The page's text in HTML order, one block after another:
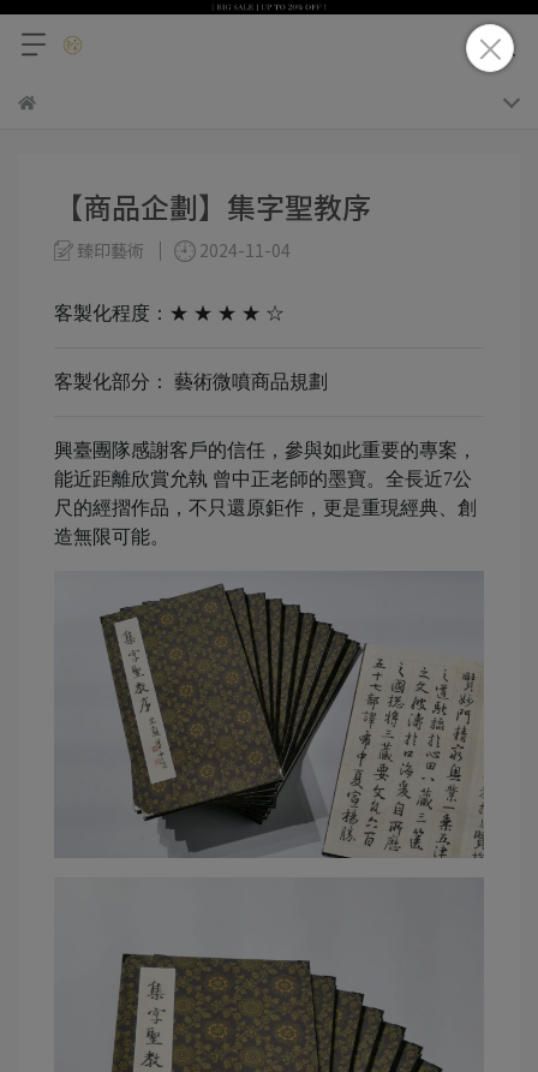
【商品企劃】集字聖教序
臻印藝術 2024-11-04
客製化程度：★ ★ ★ ★ ☆
客製化部分： 藝術微噴商品規劃
興臺團隊感謝客戶的信任，參與如此重要的專案，
能近距離欣賞允執 曾中正老師的墨寶。全長近7公
尺的經摺作品，不只還原鉅作，更是重現經典、創
造無限可能。